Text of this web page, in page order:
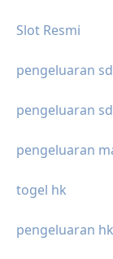
Slot Resmi
pengeluaran
pengeluaran
pengeluaran
togel hk
pengeluaran